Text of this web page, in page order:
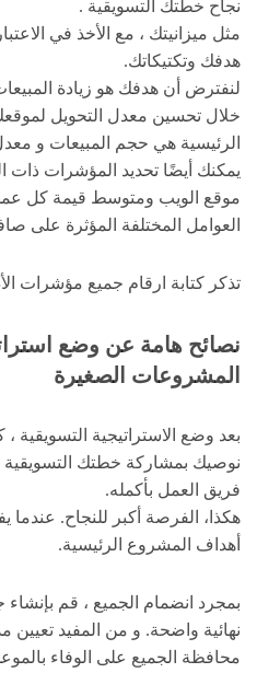
نجاح خطتك التسويقية .
مثل ميزانيتك ، مع الأخذ في
هدفك وتكتيكاتك.
لنفترض أن هدفك هو زيادة
خلال تحسين معدل التحويل
الرئيسية هي حجم المبيعات و
يمكنك أيضًا تحديد المؤشرات
موقع الويب ومتوسط ​​قيمة كل
العوامل المختلفة المؤثرة على
تذكر كتابة ارقام جميع مؤشرات
نصائح هامة عن وضع
المشروعات الصغيرة
بعد وضع الاستراتيجية التسويقية
نوصيك بمشاركة خطتك
فريق العمل بأكمله.
هكذا، الفرصة أكبر للنجاح.
أهداف المشروع الرئيسية.
بمجرد انضمام الجميع ، قم
نهائية واضحة. و من المفيد
محافظة الجميع على الوفاء